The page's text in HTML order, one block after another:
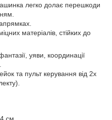
легко долає перешкоди
матеріалів, стійких до
уяви, координації
та пульт керування від 2х
см